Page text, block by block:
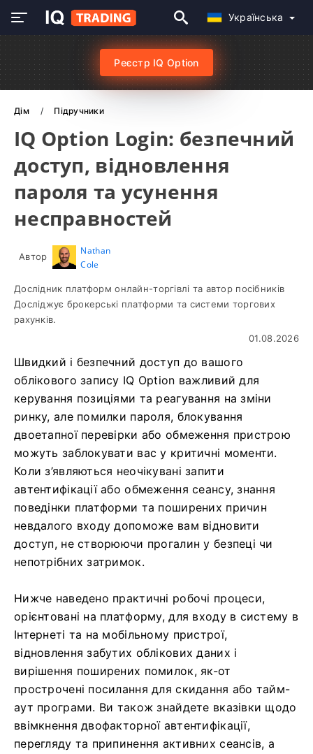
Українська
Реєстр IQ Option
Дім Підручники
IQ Option Login: безпечний
доступ, відновлення
пароля та усунення
несправностей
Автор
Nathan
Cole
Дослідник платформ онлайн-торгівлі та автор посібників
Досліджує брокерські платформи та системи торгових
рахунків.
01.08.2026
Швидкий і безпечний доступ до вашого
облікового запису IQ Option важливий для
керування позиціями та реагування на зміни
ринку, але помилки пароля, блокування
двоетапної перевірки або обмеження пристрою
можуть заблокувати вас у критичні моменти.
Коли з’являються неочікувані запити
автентифікації або обмеження сеансу, знання
поведінки платформи та поширених причин
невдалого входу допоможе вам відновити
доступ, не створюючи прогалин у безпеці чи
непотрібних затримок.
Нижче наведено практичні робочі процеси,
орієнтовані на платформу, для входу в систему в
Інтернеті та на мобільному пристрої,
відновлення забутих облікових даних і
вирішення поширених помилок, як-от
прострочені посилання для скидання або тайм-
аут програми. Ви також знайдете вказівки щодо
ввімкнення двофакторної автентифікації,
перегляду та припинення активних сеансів, а